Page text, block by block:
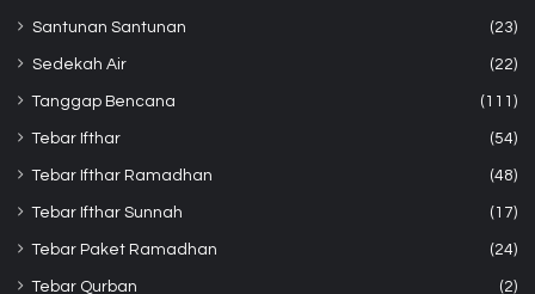
Santunan Santunan (23)
Sedekah Air (22)
Tanggap Bencana (111)
Tebar Ifthar (54)
Tebar Ifthar Ramadhan (48)
Tebar Ifthar Sunnah (17)
Tebar Paket Ramadhan (24)
Tebar Qurban (2)